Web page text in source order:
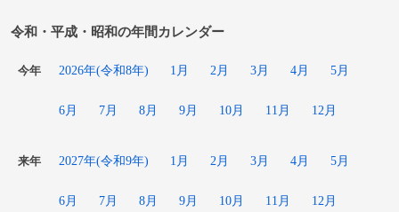
令和・平成・昭和の年間カレンダー
今年 2026年(令和8年) 1月 2月 3月 4月 5月
6月 7月 8月 9月 10月 11月 12月
来年 2027年(令和9年) 1月 2月 3月 4月 5月
6月 7月 8月 9月 10月 11月 12月